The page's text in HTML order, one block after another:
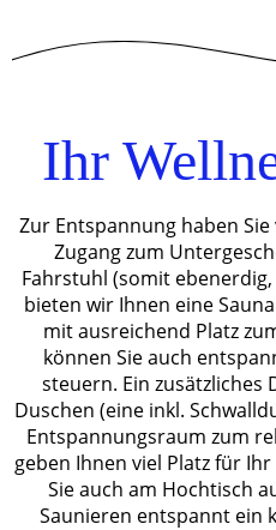
Ihr
Zur Entspannung haben
Zugang zum
Fahrstuhl (somit
bieten wir Ihnen eine
mit ausreichend Platz
können Sie auch
steuern. Ein zusätzliches
Duschen (eine inkl.
Entspannungsraum zum
geben Ihnen viel Platz für
Sie auch am Hochtisch
Saunieren entspannt ein